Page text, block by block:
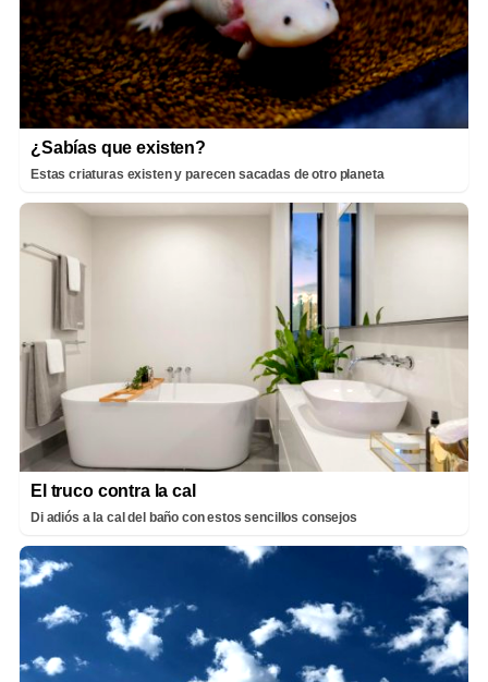
¿Sabías que existen?
Estas criaturas existen y parecen sacadas de otro planeta
El truco contra la cal
Di adiós a la cal del baño con estos sencillos consejos